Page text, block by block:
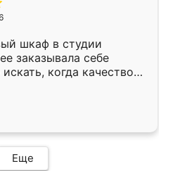
шкаф в студии
заказывала себе
когда качеством
кухня уже почти
нет.
Еще